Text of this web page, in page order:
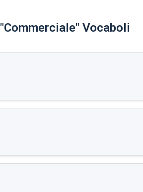
"Commerciale" Vocaboli